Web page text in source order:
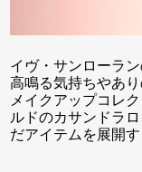
イヴ・サンローラ
高鳴る気持ちやあ
メイクアップコレ
ルドのカサンドラ
だアイテムを展開す